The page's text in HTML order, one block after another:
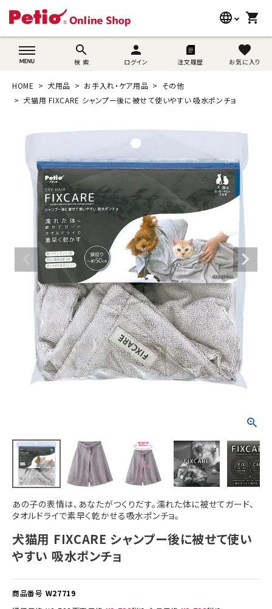
language
wovn-lang-name
shopping_cart
search
検 索
person
ログイン 注文履歴
favorite
お気に入り
search
猫用品
ブランド別に探す
目的別に探す
SNS
ご利用案内
ACCOUNT MENU
ようこそ ゲスト 様
ログイン person 新規会員登録
HOME 犬用品 お手入れ・ケア用品
その他
犬猫用 FIXCARE シャンプー後に被せて使いやすい 吸水ポンチョ
あの子の表情は、あなたがつくりだす。濡れた体に被せてガード、
タオルドライで素早く乾かせる吸水ポンチョ。
犬猫用 FIXCARE シャンプー後に被せて使い
やすい 吸水ポンチョ
商品番号 W27719